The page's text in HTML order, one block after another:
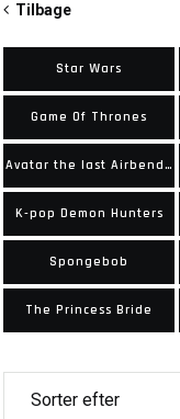
Tilbage
Star Wars
Game Of Thrones
Avatar the last Airbender
K-pop Demon Hunters
Spongebob
The Princess Bride